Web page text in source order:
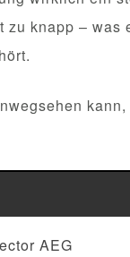
zu knapp –
AEG